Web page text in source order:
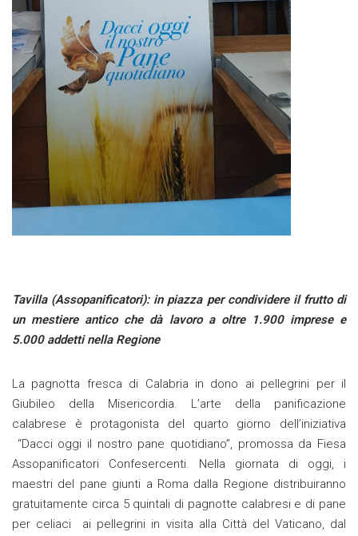
Tavilla (Assopanificatori): in piazza per condividere il frutto di
un mestiere antico che dà lavoro a oltre 1.900 imprese e
5.000 addetti nella Regione
La pagnotta fresca di Calabria in dono ai pellegrini per il
Giubileo della Misericordia. L’arte della panificazione
calabrese è protagonista del quarto giorno dell’iniziativa
“Dacci oggi il nostro pane quotidiano”, promossa da Fiesa
Assopanificatori Confesercenti. Nella giornata di oggi, i
maestri del pane giunti a Roma dalla Regione distribuiranno
gratuitamente circa 5 quintali di pagnotte calabresi e di pane
per celiaci ai pellegrini in visita alla Città del Vaticano, dal